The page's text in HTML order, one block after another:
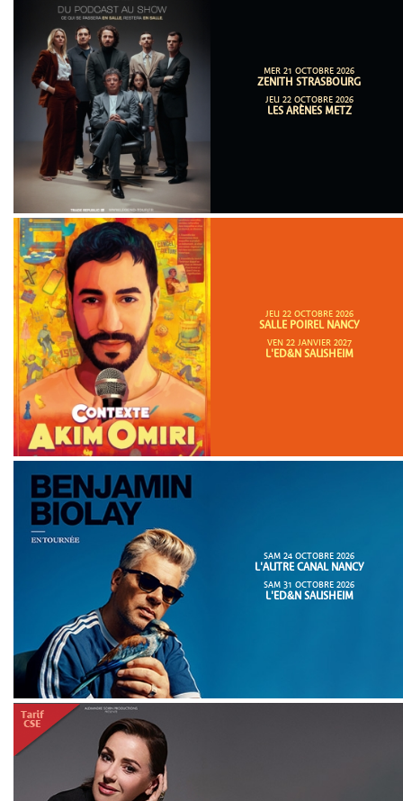
MER 21 OCTOBRE 2026
ZENITH STRASBOURG
JEU 22 OCTOBRE 2026
LES ARÈNES METZ
JEU 22 OCTOBRE 2026
SALLE POIREL NANCY
VEN 22 JANVIER 2027
L'ED&N SAUSHEIM
SAM 24 OCTOBRE 2026
L'AUTRE CANAL NANCY
SAM 31 OCTOBRE 2026
L'ED&N SAUSHEIM